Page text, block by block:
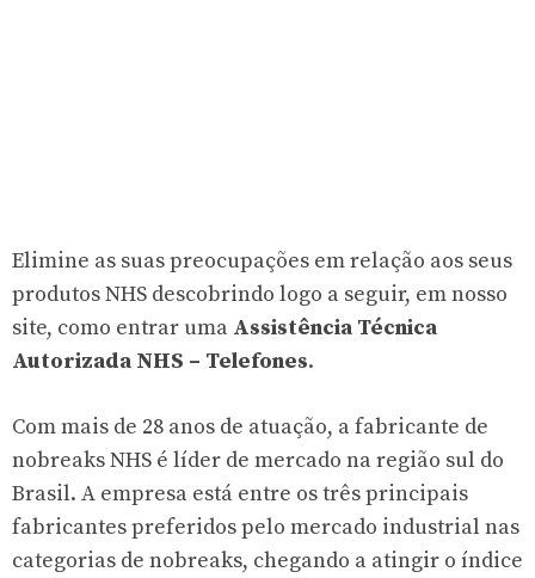
Elimine as suas preocupações em relação aos seus
produtos NHS descobrindo logo a seguir, em nosso
site, como entrar uma Assistência Técnica
Autorizada NHS – Telefones.
Com mais de 28 anos de atuação, a fabricante de
nobreaks NHS é líder de mercado na região sul do
Brasil. A empresa está entre os três principais
fabricantes preferidos pelo mercado industrial nas
categorias de nobreaks, chegando a atingir o índice